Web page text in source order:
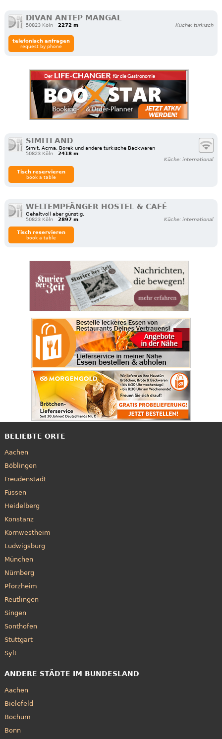
DIVAN ANTEP MANGAL
50823 Köln 2272 m Küche: türkisch
telefonisch anfragen
request by phone
SIMITLAND
Simit, Acma, Börek und andere türkische Backwaren
50823 Köln
2418 m
Küche: international
Tisch reservieren
book a table
WELTEMPFÄNGER HOSTEL & CAFÉ
Gehaltvoll aber günstig.
50823 Köln
2897 m Küche: international
Tisch reservieren
book a table
BELIEBTE ORTE
Aachen
Böblingen
Freudenstadt
Füssen
Heidelberg
Konstanz
Kornwestheim
Ludwigsburg
München
Nürnberg
Pforzheim
Reutlingen
Singen
Sonthofen
Stuttgart
Sylt
ANDERE STÄDTE IM BUNDESLAND
Aachen
Bielefeld
Bochum
Bonn